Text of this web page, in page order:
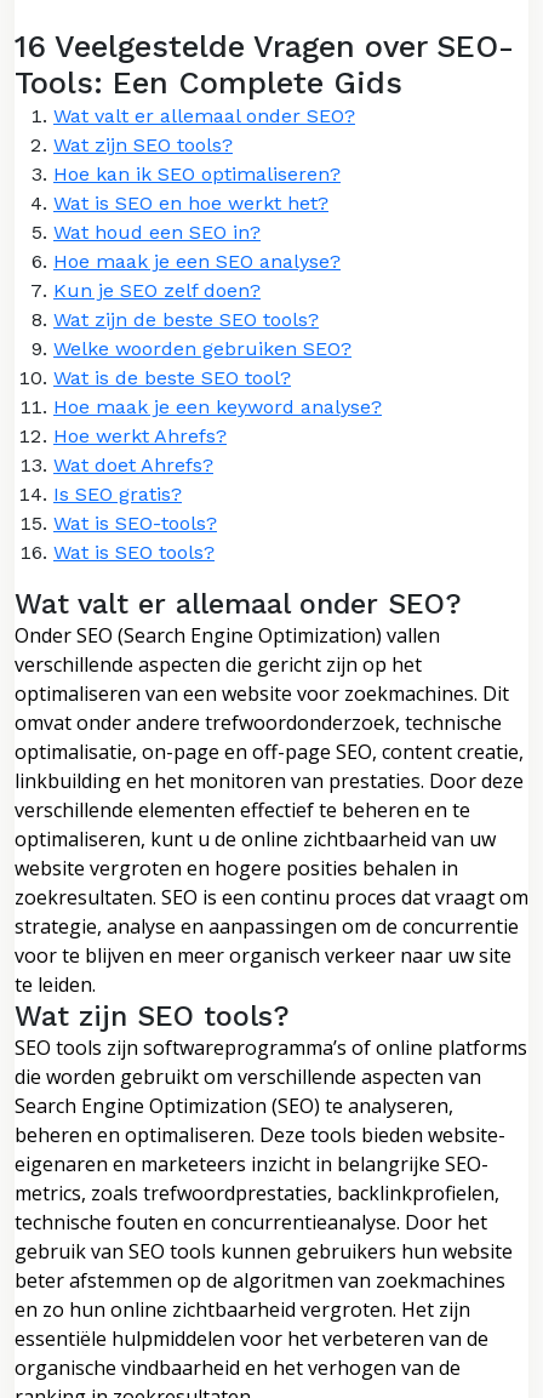
16 Veelgestelde Vragen over SEO-
Tools: Een Complete Gids
Wat valt er allemaal onder SEO?
Wat zijn SEO tools?
Hoe kan ik SEO optimaliseren?
Wat is SEO en hoe werkt het?
Wat houd een SEO in?
Hoe maak je een SEO analyse?
Kun je SEO zelf doen?
Wat zijn de beste SEO tools?
Welke woorden gebruiken SEO?
Wat is de beste SEO tool?
Hoe maak je een keyword analyse?
Hoe werkt Ahrefs?
Wat doet Ahrefs?
Is SEO gratis?
Wat is SEO-tools?
Wat is SEO tools?
Wat valt er allemaal onder SEO?
Onder SEO (Search Engine Optimization) vallen
verschillende aspecten die gericht zijn op het
optimaliseren van een website voor zoekmachines. Dit
omvat onder andere trefwoordonderzoek, technische
optimalisatie, on-page en off-page SEO, content creatie,
linkbuilding en het monitoren van prestaties. Door deze
verschillende elementen effectief te beheren en te
optimaliseren, kunt u de online zichtbaarheid van uw
website vergroten en hogere posities behalen in
zoekresultaten. SEO is een continu proces dat vraagt om
strategie, analyse en aanpassingen om de concurrentie
voor te blijven en meer organisch verkeer naar uw site
te leiden.
Wat zijn SEO tools?
SEO tools zijn softwareprogramma’s of online platforms
die worden gebruikt om verschillende aspecten van
Search Engine Optimization (SEO) te analyseren,
beheren en optimaliseren. Deze tools bieden website-
eigenaren en marketeers inzicht in belangrijke SEO-
metrics, zoals trefwoordprestaties, backlinkprofielen,
technische fouten en concurrentieanalyse. Door het
gebruik van SEO tools kunnen gebruikers hun website
beter afstemmen op de algoritmen van zoekmachines
en zo hun online zichtbaarheid vergroten. Het zijn
essentiële hulpmiddelen voor het verbeteren van de
organische vindbaarheid en het verhogen van de